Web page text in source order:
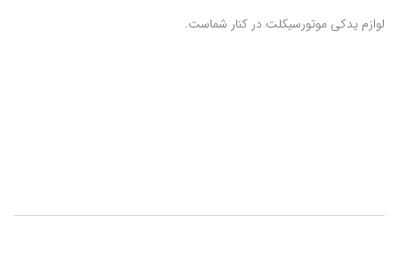
لوازم یدکی موتورسیکلت در کنار شماست.